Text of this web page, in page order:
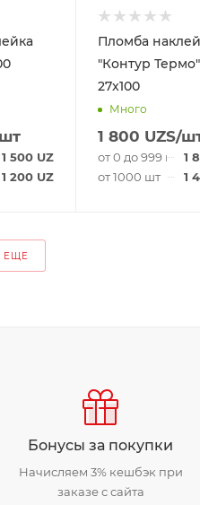
1 500UZS
1 200UZS
Пломба
"Контур Термо"
27x100
Много
1 800 UZS/
от 0 до 999 шт 1
от 1000 шт
1
ЕЩЕ
Бонусы за покупки
Начисляем 3% кешбэк при
заказе с сайта